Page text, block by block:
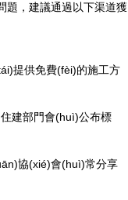
題，建議通過以下渠道獲
提供免費(fèi)的施工方
建部門會(huì)公布標
協(xié)會(huì)常分享